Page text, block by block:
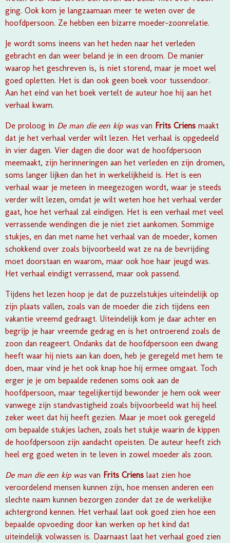
ging. Ook kom je langzaamaan meer te weten over de
hoofdpersoon. Ze hebben een bizarre moeder-zoonrelatie.
Je wordt soms ineens van het heden naar het verleden
gebracht en dan weer beland je in een droom. De manier
waarop het geschreven is, is niet storend, maar je moet wel
goed opletten. Het is dan ook geen boek voor tussendoor.
Aan het eind van het boek vertelt de auteur hoe hij aan het
verhaal kwam.
De proloog in De man die een kip was van Frits Criens maakt
dat je het verhaal verder wilt lezen. Het verhaal is opgedeeld
in vier dagen. Vier dagen die door wat de hoofdpersoon
meemaakt, zijn herinneringen aan het verleden en zijn dromen,
soms langer lijken dan het in werkelijkheid is. Het is een
verhaal waar je meteen in meegezogen wordt, waar je steeds
verder wilt lezen, omdat je wilt weten hoe het verhaal verder
gaat, hoe het verhaal zal eindigen. Het is een verhaal met veel
verrassende wendingen die je niet ziet aankomen. Sommige
stukjes, en dan met name het verhaal van de moeder, komen
schokkend over zoals bijvoorbeeld wat ze na de bevrijding
moet doorstaan en waarom, maar ook hoe haar jeugd was.
Het verhaal eindigt verrassend, maar ook passend.
Tijdens het lezen hoop je dat de puzzelstukjes uiteindelijk op
zijn plaats vallen, zoals van de moeder die zich tijdens een
vakantie vreemd gedraagt. Uiteindelijk kom je daar achter en
begrijp je haar vreemde gedrag en is het ontroerend zoals de
zoon dan reageert. Ondanks dat de hoofdpersoon een dwang
heeft waar hij niets aan kan doen, heb je geregeld met hem te
doen, maar vind je het ook knap hoe hij ermee omgaat. Toch
erger je je om bepaalde redenen soms ook aan de
hoofdpersoon, maar tegelijkertijd bewonder je hem ook weer
vanwege zijn standvastigheid zoals bijvoorbeeld wat hij heel
zeker weet dat hij heeft gezien. Maar je moet ook geregeld
om bepaalde stukjes lachen, zoals het stukje waarin de kippen
de hoofdpersoon zijn aandacht opeisten. De auteur heeft zich
heel erg goed weten in te leven in zowel moeder als zoon.
De man die een kip was van Frits Criens laat zien hoe
veroordelend mensen kunnen zijn, hoe mensen anderen een
slechte naam kunnen bezorgen zonder dat ze de werkelijke
achtergrond kennen. Het verhaal laat ook goed zien hoe een
bepaalde opvoeding door kan werken op het kind dat
uiteindelijk volwassen is. Daarnaast laat het verhaal goed zien